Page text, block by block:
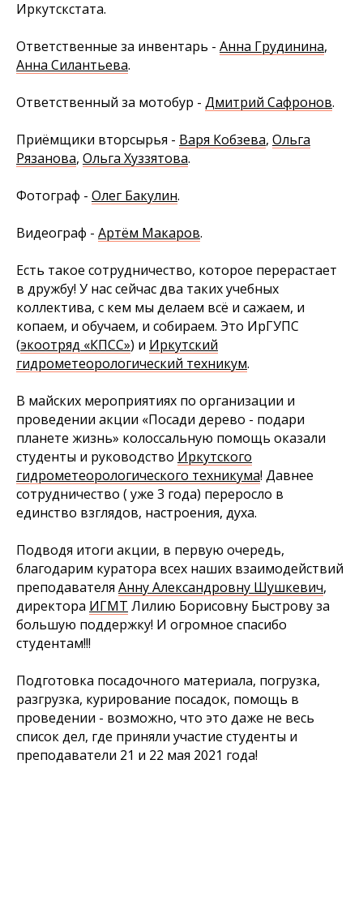
Иркутскстата.
Ответственные за инвентарь - Анна Грудинина,
Анна Силантьева.
Ответственный за мотобур - Дмитрий Сафронов.
Приёмщики вторсырья - Варя Кобзева, Ольга
Рязанова, Ольга Хуззятова.
Фотограф - Олег Бакулин.
Видеограф - Артём Макаров.
Есть такое сотрудничество, которое перерастает
в дружбу! У нас сейчас два таких учебных
коллектива, с кем мы делаем всё и сажаем, и
копаем, и обучаем, и собираем. Это ИрГУПС
(экоотряд «КПСС») и Иркутский
гидрометеорологический техникум.
В майских мероприятиях по организации и
проведении акции «Посади дерево - подари
планете жизнь» колоссальную помощь оказали
студенты и руководство Иркутского
гидрометеорологического техникума! Давнее
сотрудничество ( уже 3 года) переросло в
единство взглядов, настроения, духа.
Подводя итоги акции, в первую очередь,
благодарим куратора всех наших взаимодействий
преподавателя Анну Александровну Шушкевич,
директора ИГМТ Лилию Борисовну Быстрову за
большую поддержку! И огромное спасибо
студентам!!!
Подготовка посадочного материала, погрузка,
разгрузка, курирование посадок, помощь в
проведении - возможно, что это даже не весь
список дел, где приняли участие студенты и
преподаватели 21 и 22 мая 2021 года!